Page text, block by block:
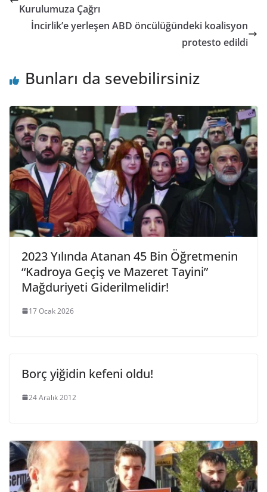
Kurulumuza Çağrı
İncirlik’e yerleşen ABD öncülüğündeki koalisyon
protesto edildi
Bunları da sevebilirsiniz
2023 Yılında Atanan 45 Bin Öğretmenin
“Kadroya Geçiş ve Mazeret Tayini”
Mağduriyeti Giderilmelidir!
17 Ocak 2026
Borç yiğidin kefeni oldu!
24 Aralık 2012